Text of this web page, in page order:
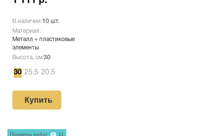
В наличии:10 шт.
Материал:
Металл + пластиковые
элементы
Высота, см:30
30 25.5 20.5
Купить
Примеры работ 11